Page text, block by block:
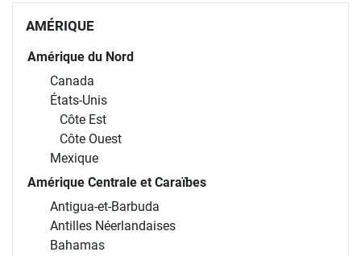
AMÉRIQUE
Amérique du Nord
Canada
États-Unis
Côte Est
Côte Ouest
Mexique
Amérique Centrale et Caraïbes
Antigua-et-Barbuda
Antilles Néerlandaises
Bahamas